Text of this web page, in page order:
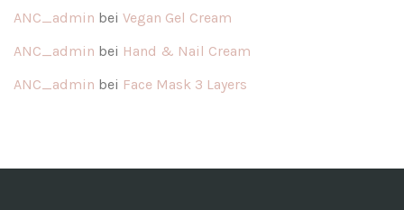
ANC_admin bei Vegan Gel Cream
ANC_admin bei Hand & Nail Cream
ANC_admin bei Face Mask 3 Layers